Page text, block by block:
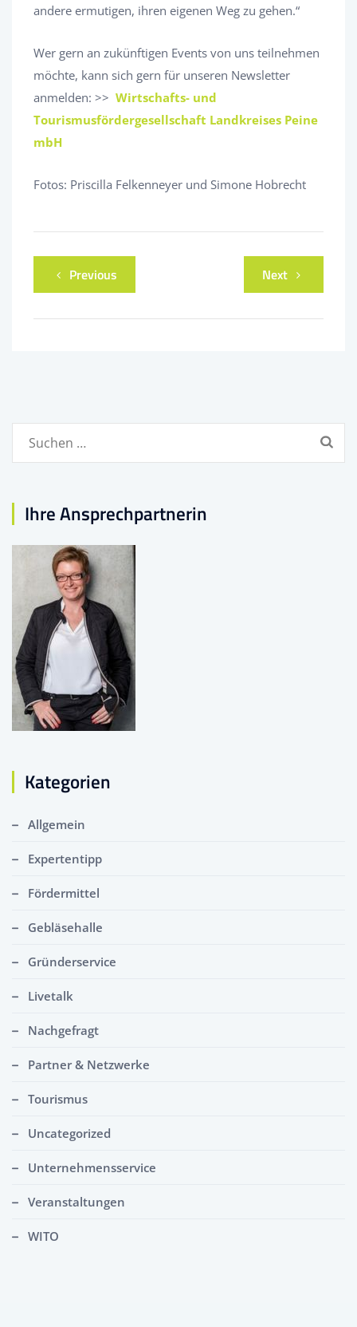
andere ermutigen, ihren eigenen Weg zu gehen.“
Wer gern an zukünftigen Events von uns teilnehmen
möchte, kann sich gern für unseren Newsletter
anmelden: >> Wirtschafts- und
Tourismusfördergesellschaft Landkreises Peine
mbH
Fotos: Priscilla Felkenneyer und Simone Hobrecht
Previous Next
Suchen
Ihre Ansprechpartnerin
Kategorien
Allgemein
Expertentipp
Fördermittel
Gebläsehalle
Gründerservice
Livetalk
Nachgefragt
Partner & Netzwerke
Tourismus
Uncategorized
Unternehmensservice
Veranstaltungen
WITO